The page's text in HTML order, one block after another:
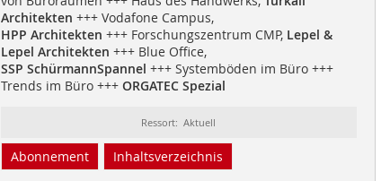
Architekten +++ Vodafone Campus,
HPP Architekten +++ Forschungszentrum CMP,Lepel &
Lepel Architekten +++ Blue Office,
SSP SchürmannSpannel +++ Systemböden im Büro +++
Trends im Büro +++ ORGATEC Spezial
Ressort: Aktuell
Abonnement Inhaltsverzeichnis